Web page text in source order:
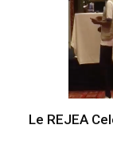
Le REJEA